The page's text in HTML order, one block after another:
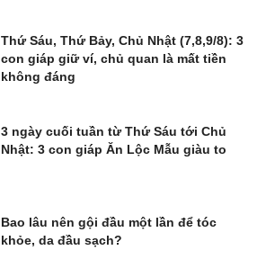
Thứ Sáu, Thứ Bảy, Chủ Nhật (7,8,9/8): 3
con giáp giữ ví, chủ quan là mất tiền
không đáng
3 ngày cuối tuần từ Thứ Sáu tới Chủ
Nhật: 3 con giáp Ăn Lộc Mẫu giàu to
Bao lâu nên gội đầu một lần để tóc
khỏe, da đầu sạch?